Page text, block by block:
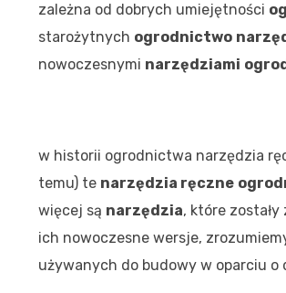
zależna od dobrych umiejętności
starożytnych ogrodnictwo
nowoczesnymi narzędziami
w historii ogrodnictwa narzędzia
temu) te narzędzia ręczne
więcej są narzędzia, które
ich nowoczesne wersje,
używanych do budowy w oparciu o